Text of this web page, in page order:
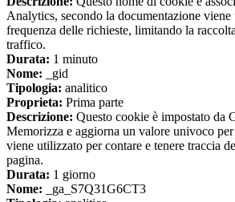
Analytics, secondo la documentazione
frequenza delle richieste, limitando la
traffico.
Durata: 1 minuto
Nome: _gid
Tipologia: analitico
Proprieta: Prima parte
Descrizione: Questo cookie è impostato da
Memorizza e aggiorna un valore univoco
viene utilizzato per contare e tenere traccia
pagina.
Durata: 1 giorno
Nome: _ga_S7Q31G6CT3